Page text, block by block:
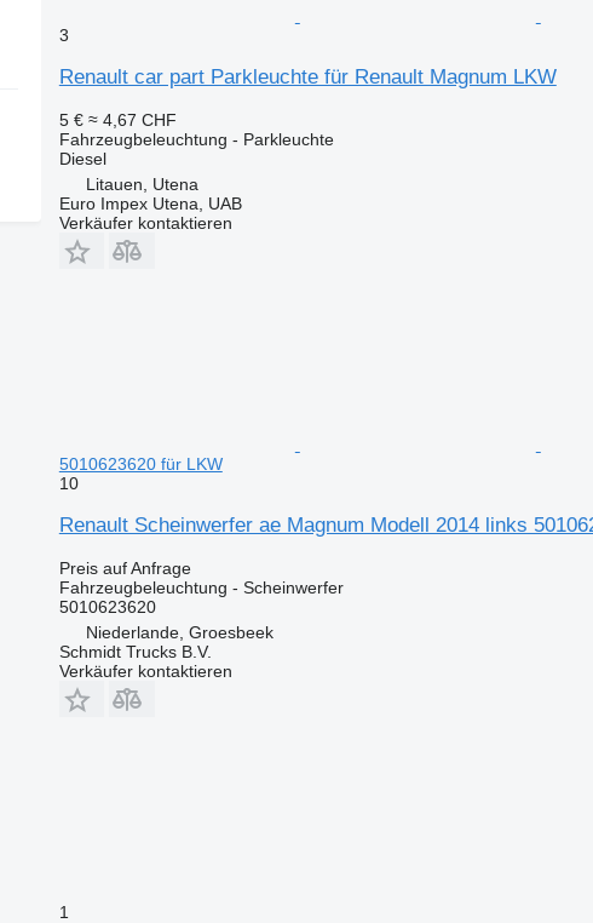
3
Renault car part Parkleuchte für Renault Magnum LKW
5 € ≈ 4,67 CHF
Fahrzeugbeleuchtung - Parkleuchte
Diesel
Litauen, Utena
Euro Impex Utena, UAB
Verkäufer kontaktieren
5010623620 für LKW
10
Renault Scheinwerfer ae Magnum Modell 2014 links
Preis auf Anfrage
Fahrzeugbeleuchtung - Scheinwerfer
5010623620
Niederlande, Groesbeek
Schmidt Trucks B.V.
Verkäufer kontaktieren
1